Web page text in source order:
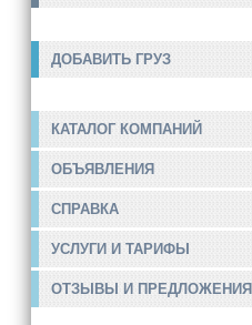
ДОБАВИТЬ ГРУЗ
КАТАЛОГ КОМПАНИЙ
ОБЪЯВЛЕНИЯ
СПРАВКА
УСЛУГИ И ТАРИФЫ
ОТЗЫВЫ И ПРЕДЛОЖЕНИЯ